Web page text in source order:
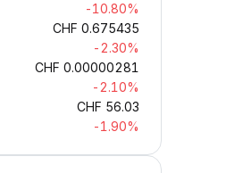
-10.80%
CHF 0.675435
-2.30%
CHF 0.00000281
-2.10%
CHF 56.03
-1.90%